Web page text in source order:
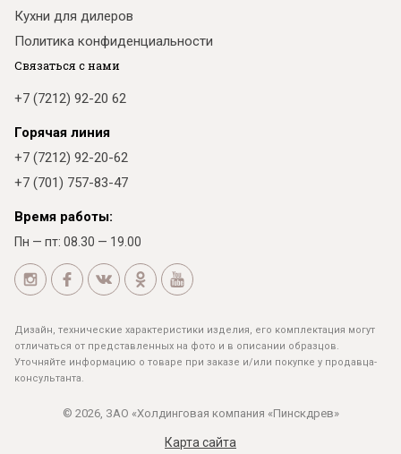
Кухни для дилеров
Политика конфиденциальности
Связаться с нами
+7 (7212) 92-20 62
Горячая линия
+7 (7212) 92-20-62
+7 (701) 757-83-47
Время работы:
Пн — пт: 08.30 — 19.00
Дизайн, технические характеристики изделия, его комплектация могут
отличаться от представленных на фото и в описании образцов.
Уточняйте информацию о товаре при заказе и/или покупке у продавца-
консультанта.
© 2026, ЗАО «Холдинговая компания «Пинскдрев»
Карта сайта